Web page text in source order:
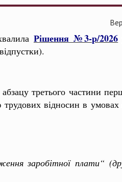
Рішення №3-р/2026
третього частини
трудових відносин в умовах
заробітної плати“